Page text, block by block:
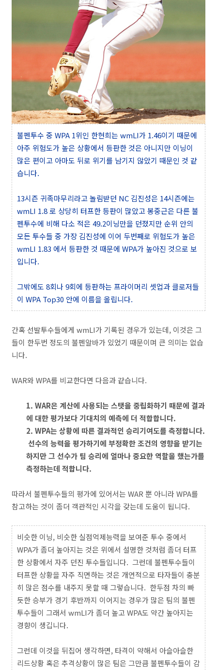
불펜투수 중 WPA 1위인 한현희는 wmLI가 1.46이기 때문에
아주 위험도가 높은 상황에서 등판한 것은 아니지만 이닝이
많은 편이고 아마도 뒤로 위기를 남기지 않았기 때문인 것 같
습니다.
13시즌 귀족마무리라고 놀림받던 NC 김진성은 14시즌에는
wmLI 1.8 로 상당히 터프한 등판이 많았고 봉중근은 다른 불
펜투수에 비해 다소 적은 49.2이닝만을 던졌지만 순위 안의
모든 투수들 중 가장 김진성에 이어 두번째로 위험도가 높은
wmLI 1.83 에서 등판한 것 때문에 WPA가 높아진 것으로 보
입니다.
그밖에도 8회나 9회에 등판하는 프라이머리 셋업과 클로저들
이 WPA Top30 안에 이름을 올립니다.
간혹 선발투수들에게 wmLI가 기록된 경우가 있는데, 이것은 그
들이 한두번 정도의 불펜알바가 있었기 때문이며 큰 의미는 없습
니다.
WAR와 WPA를 비교한다면 다음과 같습니다.
1. WAR은 계산에 사용되는 스탯을 중립화하기 때문에 결과
에 대한 평가보다 기대치의 예측에 더 적합합니다.
2. WPA는 상황에 따른 결과적인 승리기여도를 측정합니다.
선수의 능력을 평가하기에 부정확한 조건의 영향을 받기는
하지만 그 선수가 팀 승리에 얼마나 중요한 역할을 했는가를
측정하는데 적합니다.
따라서 불펜투수들의 평가에 있어서는 WAR 뿐 아니라 WPA를
참고하는 것이 좀더 객관적인 시각을 갖는데 도움이 됩니다.
비슷한 이닝, 비슷한 실점억제능력을 보여준 투수 중에서
WPA가 좀더 높아지는 것은 위에서 설명한 것처럼 좀더 터프
한 상황에서 자주 던진 투수들입니다. 그런데 불펜투수들이
터프한 상황을 자주 직면하는 것은 개연적으로 타자들이 충분
히 많은 점수를 내주지 못할 때 그렇습니다. 한두점 차의 빠
듯한 승부가 경기 후반까지 이어지는 경우가 많은 팀의 불펜
투수들이 그래서 wmLI가 좀더 높고 WPA도 약간 높아지는
경향이 생깁니다.
그런데 이것을 뒤집어 생각하면, 타격이 약해서 아슬아슬한
리드상황 혹은 추격상황이 많은 팀은 그만큼 불펜투수들이 감